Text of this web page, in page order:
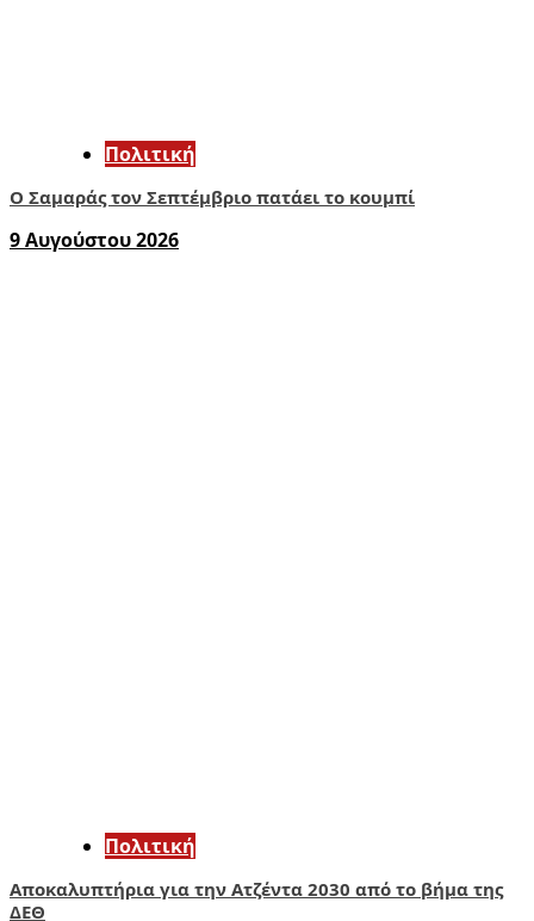
Πολιτική
Ο Σαμαράς τον Σεπτέμβριο πατάει το κουμπί
9 Αυγούστου 2026
Πολιτική
Αποκαλυπτήρια για την Ατζέντα 2030 από το βήμα της
ΔΕΘ